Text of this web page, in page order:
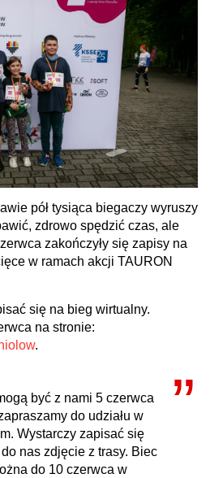
narzędzi
pół tysiąca biegaczy wyruszy
zdrowo spędzić czas, ale
zakończyły się zapisy na
w ramach akcji TAURON
się na bieg wirtualny.
na stronie:
.
być z nami 5 czerwca
do udziału w
Wystarczy zapisać się
nas zdjęcie z trasy. Biec
do 10 czerwca w